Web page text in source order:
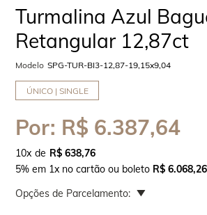
Turmalina Azul
Retangular 12,87ct
Modelo SPG-TUR-BI3-12,87-19,15x9,04
ÚNICO | SINGLE
Por: R$ 6.387,64
10x
R$ 638,76
5% em 1x no cartão ou boleto R$ 6.068,26
Opções de Parcelamento: